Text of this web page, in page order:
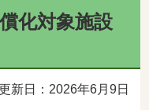
化対象施設
新日：2026年6月9日